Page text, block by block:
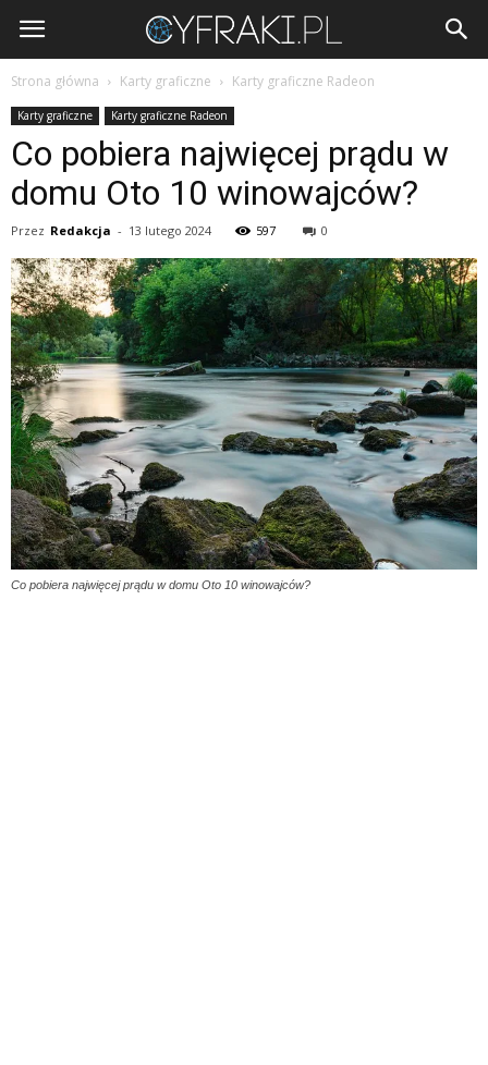
Cyfraki.pl
Strona główna Karty graficzne Karty graficzne Radeon
Karty graficzne Karty graficzne Radeon
Co pobiera najwięcej prądu w
domu Oto 10 winowajców?
Przez Redakcja - 13 lutego 2024 597 0
Co pobiera najwięcej prądu w domu Oto 10 winowajców?